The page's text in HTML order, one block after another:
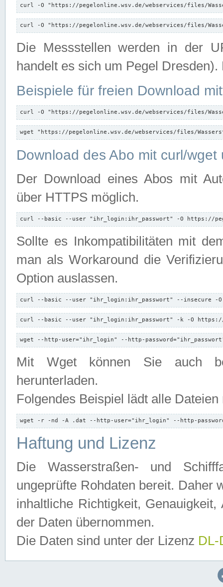
curl -O "https://pegelonline.wsv.de/webservices/files/
curl -O "https://pegelonline.wsv.de/webservices/files/
Die Messstellen werden in der
handelt es sich um Pegel
Beispiele für freien Download
curl -O "https://pegelonline.wsv.de/webservices/files/
wget "https://pegelonline.wsv.de/webservices/files/
Download des Abo mit curl/
Der Download eines Abos mit
über HTTPS möglich.
curl --basic --user "ihr_login:ihr_passwort" -O https://
Sollte es Inkompatibilitäten mit
man als Workaround die
Option auslassen.
curl --basic --user "ihr_login:ihr_passwort" --insecure -
curl --basic --user "ihr_login:ihr_passwort" -k -O
wget --http-user="ihr_login" --http-
Mit Wget können Sie auch
herunterladen.
Folgendes Beispiel lädt alle
wget -r -nd -A .dat --http-user="ihr_login" --http-
Haftung und Lizenz
Die Wasserstraßen- und
ungeprüfte Rohdaten bereit. Daher
inhaltliche Richtigkeit,
der Daten übernommen.
Die Daten sind unter der Lizenz